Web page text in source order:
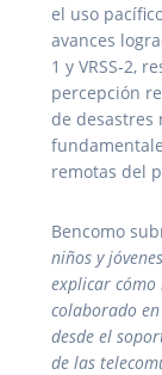
el uso
avances
1 y VRSS-2,
percepción
de desastres
remotas del
Bencomo
niños y
explicar cómo
colaborado
desde el
de las